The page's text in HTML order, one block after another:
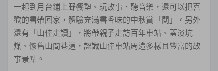
一起到月台鋪上野餐墊、玩故事、聽音樂，還可以把喜
歡的書帶回家，體驗充滿書香味的中秋賞「閱」。另外
還有「山佳走讀」，將帶親子走訪百年車站、蓋淡坑
煤、懷舊山間巷道，認識山佳車站周遭多樣且豐富的故
事景點。